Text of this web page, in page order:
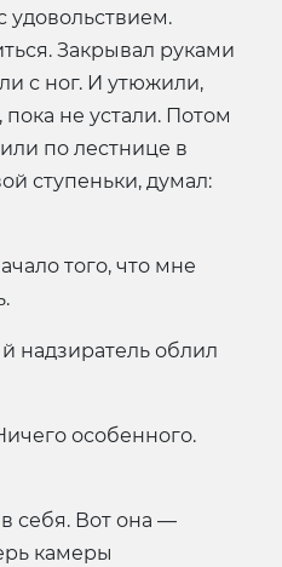
удовольствием.
Закрывал руками
с ног. И утюжили,
пока не устали. Потом
по лестнице в
ступеньки, думал:
того, что мне
надзиратель облил
особенного.
себя. Вот она —
камеры